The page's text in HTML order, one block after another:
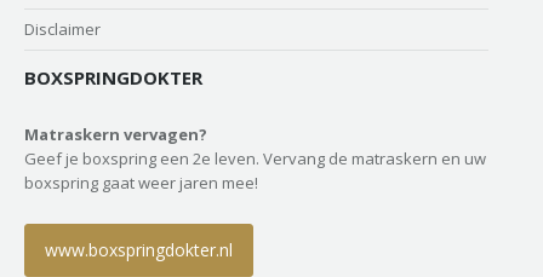
Disclaimer
BOXSPRINGDOKTER
Matraskern vervagen?
Geef je boxspring een 2e leven. Vervang de matraskern en uw
boxspring gaat weer jaren mee!
www.boxspringdokter.nl